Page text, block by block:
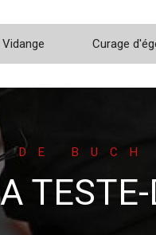
Vidange Curage
BUCH